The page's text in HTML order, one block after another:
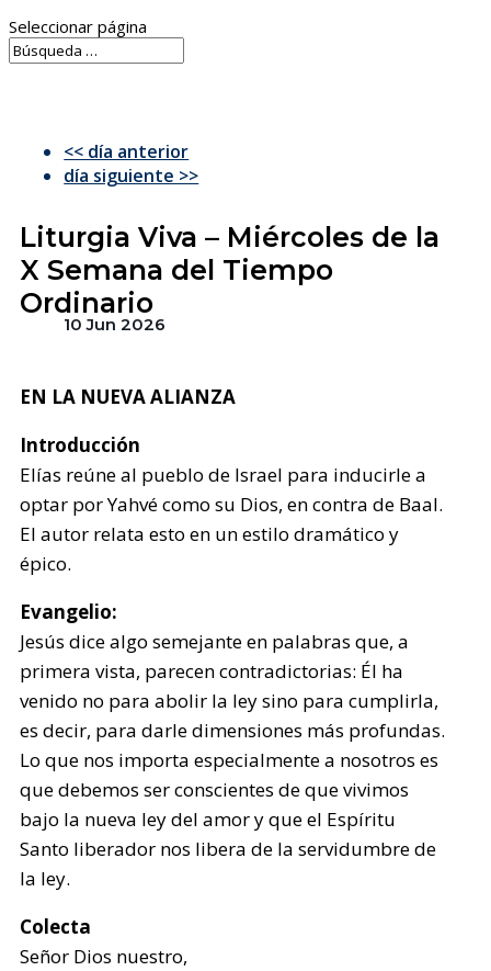
Seleccionar página
<< día anterior
día siguiente >>
Liturgia Viva – Miércoles de la
X Semana del Tiempo
Ordinario
10 Jun 2026
EN LA NUEVA ALIANZA
Introducción
Elías reúne al pueblo de Israel para inducirle a
optar por Yahvé como su Dios, en contra de Baal.
El autor relata esto en un estilo dramático y
épico.
Evangelio:
Jesús dice algo semejante en palabras que, a
primera vista, parecen contradictorias: Él ha
venido no para abolir la ley sino para cumplirla,
es decir, para darle dimensiones más profundas.
Lo que nos importa especialmente a nosotros es
que debemos ser conscientes de que vivimos
bajo la nueva ley del amor y que el Espíritu
Santo liberador nos libera de la servidumbre de
la ley.
Colecta
Señor Dios nuestro,